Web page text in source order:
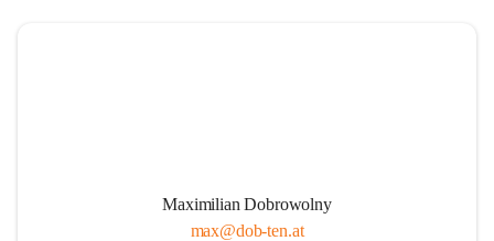
Maximilian Dobrowolny
max@dob-ten.at